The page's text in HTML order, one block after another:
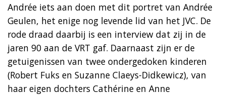
Andrée iets aan doen met dit portret van Andrée
Geulen, het enige nog levende lid van het JVC. De
rode draad daarbij is een interview dat zij in de
jaren 90 aan de VRT gaf. Daarnaast zijn er de
getuigenissen van twee ondergedoken kinderen
(Robert Fuks en Suzanne Claeys-Didkewicz), van
haar eigen dochters Cathérine en Anne